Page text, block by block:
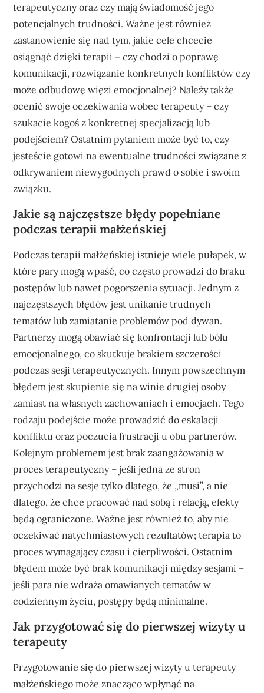
terapeutyczny oraz czy mają świadomość jego
potencjalnych trudności. Ważne jest również
zastanowienie się nad tym, jakie cele chcecie
osiągnąć dzięki terapii – czy chodzi o poprawę
komunikacji, rozwiązanie konkretnych konfliktów czy
może odbudowę więzi emocjonalnej? Należy także
ocenić swoje oczekiwania wobec terapeuty – czy
szukacie kogoś z konkretnej specjalizacją lub
podejściem? Ostatnim pytaniem może być to, czy
jesteście gotowi na ewentualne trudności związane z
odkrywaniem niewygodnych prawd o sobie i swoim
związku.
Jakie są najczęstsze błędy popełniane
podczas terapii małżeńskiej
Podczas terapii małżeńskiej istnieje wiele pułapek, w
które pary mogą wpaść, co często prowadzi do braku
postępów lub nawet pogorszenia sytuacji. Jednym z
najczęstszych błędów jest unikanie trudnych
tematów lub zamiatanie problemów pod dywan.
Partnerzy mogą obawiać się konfrontacji lub bólu
emocjonalnego, co skutkuje brakiem szczerości
podczas sesji terapeutycznych. Innym powszechnym
błędem jest skupienie się na winie drugiej osoby
zamiast na własnych zachowaniach i emocjach. Tego
rodzaju podejście może prowadzić do eskalacji
konfliktu oraz poczucia frustracji u obu partnerów.
Kolejnym problemem jest brak zaangażowania w
proces terapeutyczny – jeśli jedna ze stron
przychodzi na sesje tylko dlatego, że „musi”, a nie
dlatego, że chce pracować nad sobą i relacją, efekty
będą ograniczone. Ważne jest również to, aby nie
oczekiwać natychmiastowych rezultatów; terapia to
proces wymagający czasu i cierpliwości. Ostatnim
błędem może być brak komunikacji między sesjami –
jeśli para nie wdraża omawianych tematów w
codziennym życiu, postępy będą minimalne.
Jak przygotować się do pierwszej wizyty u
terapeuty
Przygotowanie się do pierwszej wizyty u terapeuty
małżeńskiego może znacząco wpłynąć na